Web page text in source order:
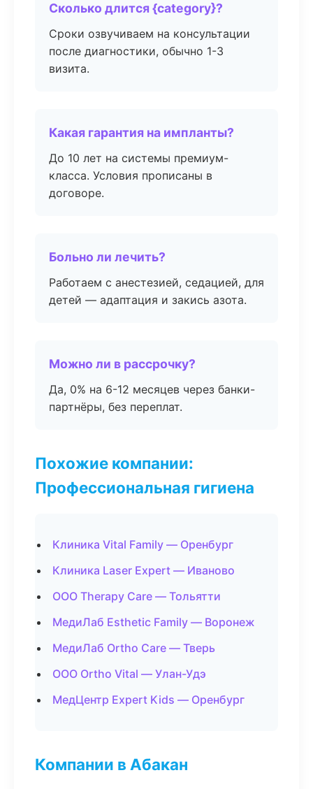
Сколько длится {category}?
Сроки озвучиваем на консультации
после диагностики, обычно 1-3
визита.
Какая гарантия на импланты?
До 10 лет на системы премиум-
класса. Условия прописаны в
договоре.
Больно ли лечить?
Работаем с анестезией, седацией, для
детей — адаптация и закись азота.
Можно ли в рассрочку?
Да, 0% на 6-12 месяцев через банки-
партнёры, без переплат.
Похожие компании:
Профессиональная гигиена
Клиника Vital Family — Оренбург
Клиника Laser Expert — Иваново
ООО Therapy Care — Тольятти
МедиЛаб Esthetic Family — Воронеж
МедиЛаб Ortho Care — Тверь
ООО Ortho Vital — Улан-Удэ
МедЦентр Expert Kids — Оренбург
Компании в Абакан